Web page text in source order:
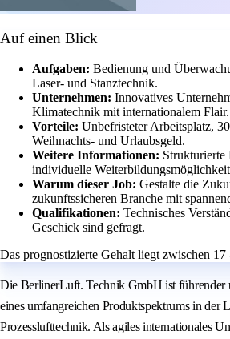
Auf einen Blick
Aufgaben: Bedienung und
Laser- und Stanztechnik.
Unternehmen: Innovatives
Klimatechnik mit internationalem Flair.
Vorteile: Unbefristeter Arbeitsplatz,
Weihnachts- und Urlaubsgeld.
Weitere Informationen: Strukturierte
individuelle
Warum dieser Job: Gestalte die
zukunftssicheren Branche mit
Qualifikationen: Technisches
Geschick sind gefragt.
Das prognostizierte Gehalt liegt zwischen 17
Die BerlinerLuft. Technik GmbH ist führender
eines umfangreichen Produktspektrums in der
Prozesslufttechnik. Als agiles internationales